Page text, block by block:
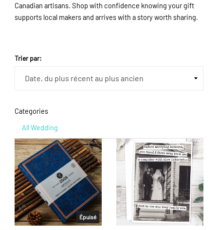
Canadian artisans. Shop with confidence knowing your gift
supports local makers and arrives with a story worth sharing.
Trier par:
Categories
All Wedding
Épuisé